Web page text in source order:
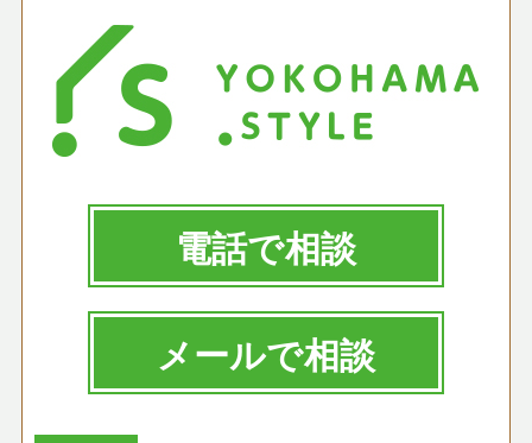
電話で相談
メールで相談